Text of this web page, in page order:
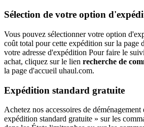
Sélection de votre option
Vous pouvez sélectionner votre option
coût total pour cette expédition sur la page
votre adresse d'expédition Pour faire le
achat, cliquez sur le lien recherche de
la page d'accueil uhaul.com.
Expédition standard gratuite
Achetez nos accessoires de
expédition standard gratuite » sur les